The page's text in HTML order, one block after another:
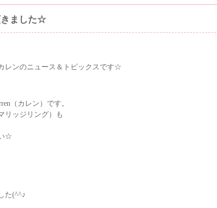
きました☆
レンのニュース＆トピックスです☆
（カレン）です。
リッジリング）も
☆
た(^^♪